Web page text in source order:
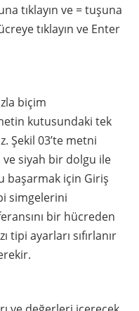
tıklayın ve = tuşuna
tıklayın ve Enter
biçim
kutusundaki tek
Şekil 03’te metni
siyah bir dolgu ile
başarmak için Giriş
simgelerini
bir hücreden
ayarları sıfırlanır